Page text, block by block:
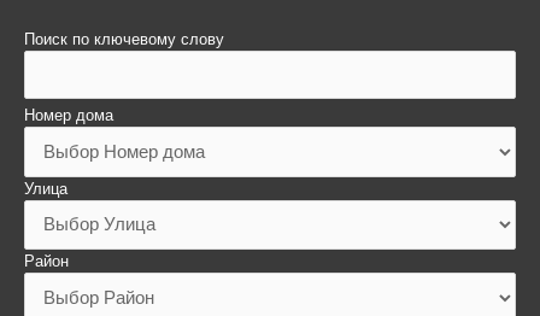
Поиск по ключевому слову
Номер дома
Улица
Район